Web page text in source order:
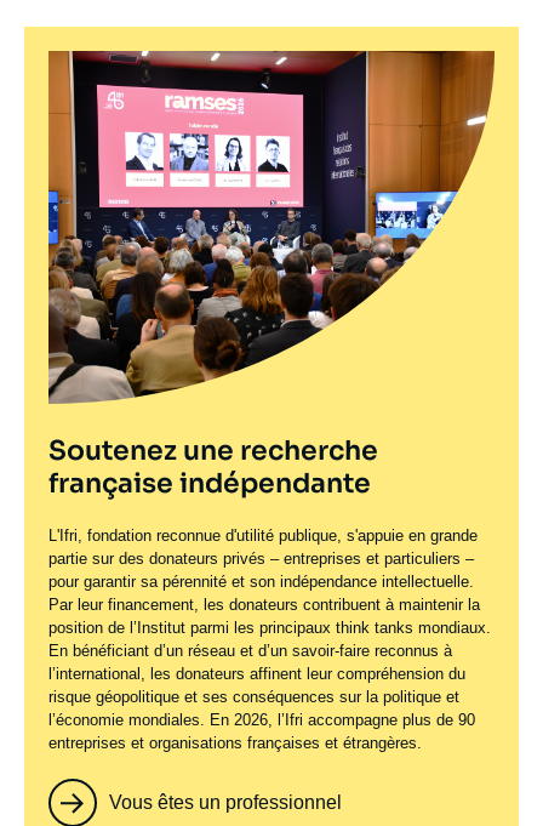
Soutenez une recherche
française indépendante
L'Ifri, fondation reconnue d'utilité publique, s'appuie en grande
partie sur des donateurs privés – entreprises et particuliers –
pour garantir sa pérennité et son indépendance intellectuelle.
Par leur financement, les donateurs contribuent à maintenir la
position de l’Institut parmi les principaux think tanks mondiaux.
En bénéficiant d’un réseau et d’un savoir-faire reconnus à
l’international, les donateurs affinent leur compréhension du
risque géopolitique et ses conséquences sur la politique et
l’économie mondiales. En 2026, l’Ifri accompagne plus de 90
entreprises et organisations françaises et étrangères.
Vous êtes un professionnel